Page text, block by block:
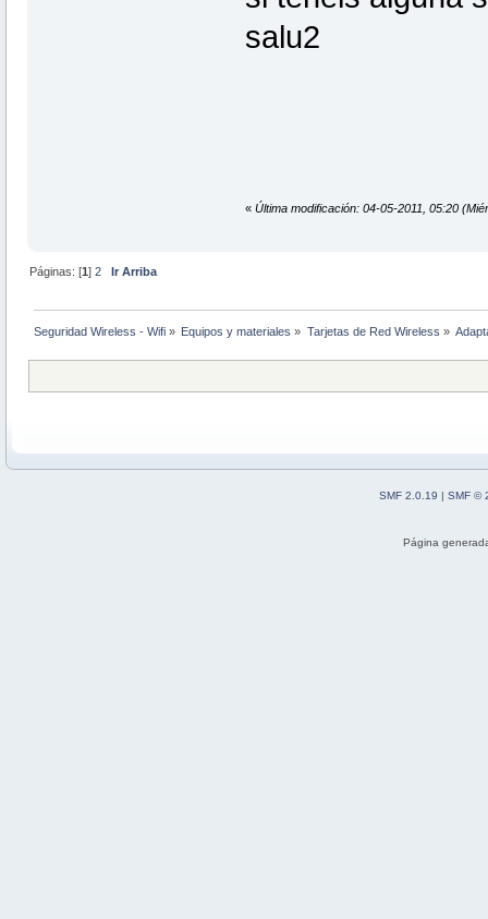
salu2
« Última modificación: 04-05-2011, 05:20
Páginas: [1]2 Ir Arriba
Seguridad Wireless - Wifi » Equipos y materiales » Tarjetas de Red Wireless »
SMF 2.0.19 | SMF ©
Página